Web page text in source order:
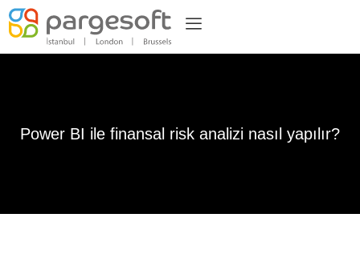
Power BI ile finansal risk analizi nasıl yapılır?